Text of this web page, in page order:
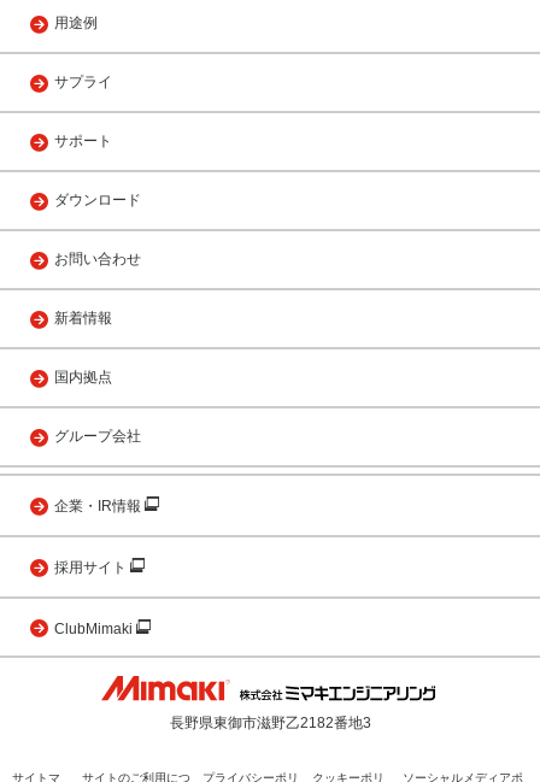
用途例
サプライ
サポート
ダウンロード
お問い合わせ
新着情報
国内拠点
グループ会社
企業・IR情報
採用サイト
ClubMimaki
長野県東御市滋野乙2182番地3
サイトマ サイトのご利用につ プライバシーポリ クッキーポリ ソーシャルメディアポ